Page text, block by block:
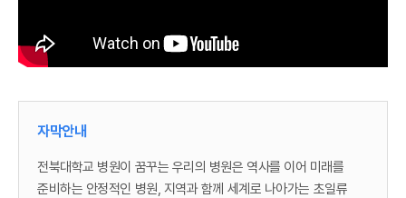
자막안내
전북대학교 병원이 꿈꾸는 우리의 병원은 역사를 이어 미래를
준비하는 안정적인 병원, 지역과 함께 세계로 나아가는 초일류